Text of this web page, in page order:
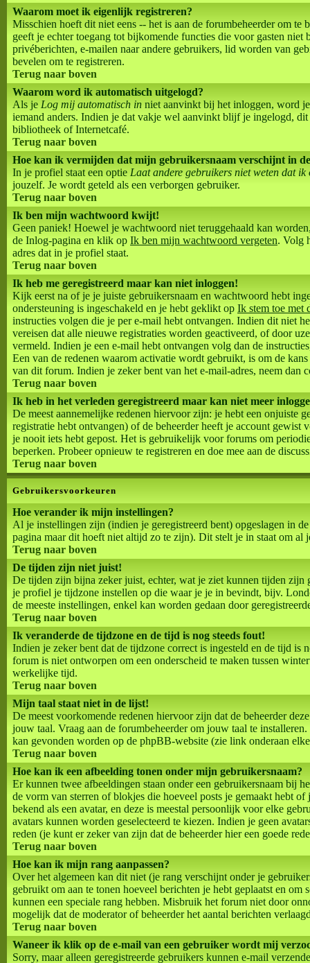
Waarom moet ik eigenlijk registreren?
Misschien hoeft dit niet eens -- het is aan de forumbeheerder om
geeft je echter toegang tot bijkomende functies die voor gasten
privéberichten, e-mailen naar andere gebruikers, lid worden van
bevelen om te registreren.
Terug naar boven
Waarom word ik automatisch uitgelogd?
Als je Log mij automatisch in niet aanvinkt bij het inloggen, word
iemand anders. Indien je dat vakje wel aanvinkt blijf je ingelogd,
bibliotheek of Internetcafé.
Terug naar boven
Hoe kan ik vermijden dat mijn gebruikersnaam verschijnt in
In je profiel staat een optie Laat andere gebruikers niet weten dat ik
jouzelf. Je wordt geteld als een verborgen gebruiker.
Terug naar boven
Ik ben mijn wachtwoord kwijt!
Geen paniek! Hoewel je wachtwoord niet teruggehaald kan
de Inlog-pagina en klik op Ik ben mijn wachtwoord vergeten. Volg
adres dat in je profiel staat.
Terug naar boven
Ik heb me geregistreerd maar kan niet inloggen!
Kijk eerst na of je je juiste gebruikersnaam en wachtwoord hebt
ondersteuning is ingeschakeld en je hebt geklikt op Ik stem toe met
instructies volgen die je per e-mail hebt ontvangen. Indien dit niet
vereisen dat alle nieuwe registraties worden geactiveerd, of door
vermeld. Indien je een e-mail hebt ontvangen volg dan de
Een van de redenen waarom activatie wordt gebruikt, is om de
van dit forum. Indien je zeker bent van het e-mail-adres, neem dan
Terug naar boven
Ik heb in het verleden geregistreerd maar kan niet meer
De meest aannemelijke redenen hiervoor zijn: je hebt een
registratie hebt ontvangen) of de beheerder heeft je account
je nooit iets hebt gepost. Het is gebruikelijk voor forums om
beperken. Probeer opnieuw te registreren en doe mee aan de
Terug naar boven
Gebruikersvoorkeuren
Hoe verander ik mijn instellingen?
Al je instellingen zijn (indien je geregistreerd bent) opgeslagen in
pagina maar dit hoeft niet altijd zo te zijn). Dit stelt je in staat om al
Terug naar boven
De tijden zijn niet juist!
De tijden zijn bijna zeker juist, echter, wat je ziet kunnen tijden
je profiel je tijdzone instellen op die waar je je in bevindt, bijv.
de meeste instellingen, enkel kan worden gedaan door
Terug naar boven
Ik veranderde de tijdzone en de tijd is nog steeds fout!
Indien je zeker bent dat de tijdzone correct is ingesteld en de tijd
forum is niet ontworpen om een onderscheid te maken tussen
werkelijke tijd.
Terug naar boven
Mijn taal staat niet in de lijst!
De meest voorkomende redenen hiervoor zijn dat de beheerder
jouw taal. Vraag aan de forumbeheerder om jouw taal te
kan gevonden worden op de phpBB-website (zie link onderaan
Terug naar boven
Hoe kan ik een afbeelding tonen onder mijn gebruikersnaam?
Er kunnen twee afbeeldingen staan onder een gebruikersnaam bij
de vorm van sterren of blokjes die hoeveel posts je gemaakt hebt
bekend als een avatar, en deze is meestal persoonlijk voor elke
avatars kunnen worden geselecteerd te kiezen. Indien je geen
reden (je kunt er zeker van zijn dat de beheerder hier een goede
Terug naar boven
Hoe kan ik mijn rang aanpassen?
Over het algemeen kan dit niet (je rang verschijnt onder je
gebruikt om aan te tonen hoeveel berichten je hebt geplaatst en
kunnen een speciale rang hebben. Misbruik het forum niet door
mogelijk dat de moderator of beheerder het aantal berichten
Terug naar boven
Waneer ik klik op de e-mail van een gebruiker wordt mij
Sorry, maar alleen geregistreerde gebruikers kunnen e-mail